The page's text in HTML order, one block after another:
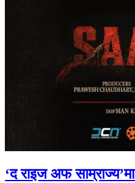
‘द राइज अफ